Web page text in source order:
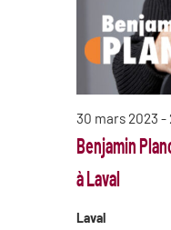
Benjamin
à Laval
30 mars 2023 -
Laval